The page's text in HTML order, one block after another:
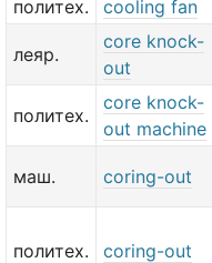
политех.
cooling fan
леяр.
core knock-
out
политех.
core knock-
out machine
маш. coring-out
политех. coring-out